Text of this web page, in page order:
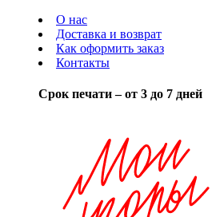
О нас
Доставка и возврат
Как оформить заказ
Контакты
Срок печати – от 3 до 7 дней